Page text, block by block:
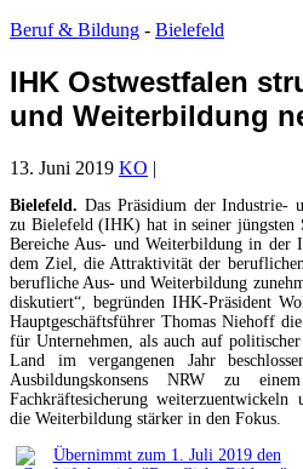
Beruf & Bildung - Bielefeld
IHK Ostwestfalen
und Weiterbildung
13. Juni 2019 KO |
Bielefeld. Das Präsidium der Industrie-
zu Bielefeld (IHK) hat in seiner jüngsten
Bereiche Aus- und Weiterbildung in der
dem Ziel, die Attraktivität der
berufliche Aus- und Weiterbildung
diskutiert“, begründen IHK-Präsident
Hauptgeschäftsführer Thomas Niehoff
für Unternehmen, als auch auf
Land im vergangenen Jahr
Ausbildungskonsens NRW zu
Fachkräftesicherung weiterzuentwickeln
die Weiterbildung stärker in den Fokus.